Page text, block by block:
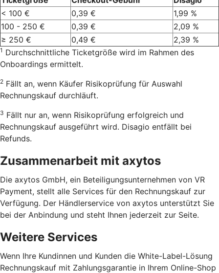
< 100 € 0,39 €
1,99 %
100 - 250 €
0,39 €
2,09 %
≥ 250 €
0,49 € 2,39 %
1 Durchschnittliche Ticketgröße wird im Rahmen des
Onboardings ermittelt.
2 Fällt an, wenn Käufer Risikoprüfung für Auswahl
Rechnungskauf durchläuft.
3 Fällt nur an, wenn Risikoprüfung erfolgreich und
Rechnungskauf ausgeführt wird. Disagio entfällt bei
Refunds.
Zusammenarbeit mit axytos
Die axytos GmbH, ein Beteiligungsunternehmen von VR
Payment, stellt alle Services für den Rechnungskauf zur
Verfügung. Der Händlerservice von axytos unterstützt Sie
bei der Anbindung und steht Ihnen jederzeit zur Seite.
Weitere Services
Wenn Ihre Kundinnen und Kunden die White-Label-Lösung
Rechnungskauf mit Zahlungsgarantie in Ihrem Online-Shop